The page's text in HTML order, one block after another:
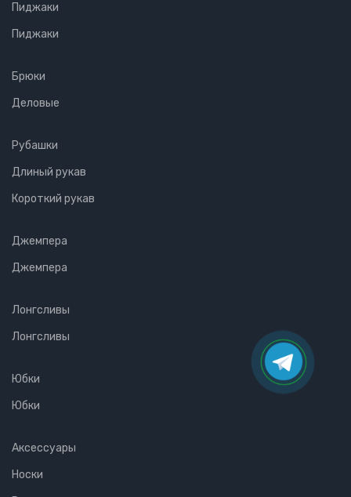
Пиджаки
Пиджаки
Брюки
Деловые
Рубашки
Длиный рукав
Короткий рукав
Джемпера
Джемпера
Лонгсливы
Лонгсливы
Юбки
Юбки
Аксессуары
Носки